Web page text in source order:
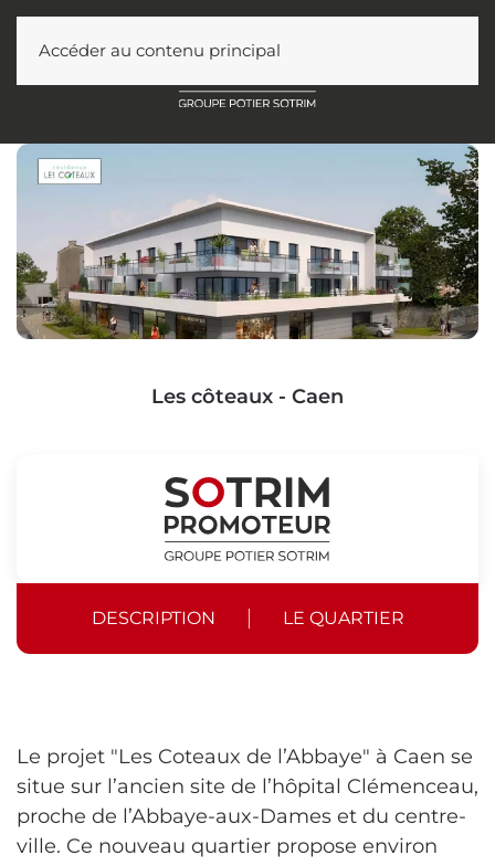
Accéder au contenu principal
Les côteaux - Caen
DESCRIPTION LE QUARTIER
Le projet "Les Coteaux de l’Abbaye" à Caen se
situe sur l’ancien site de l’hôpital Clémenceau,
proche de l’Abbaye-aux-Dames et du centre-
ville. Ce nouveau quartier propose environ